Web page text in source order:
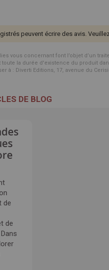
peuvent écrire des avis.
vous concernant font l’objet d’un
la durée d'existence du produit
à : Diverti Editions, 17, avenue du
DE BLOG
de
de